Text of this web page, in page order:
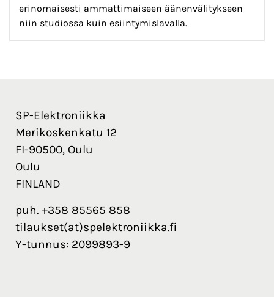
erinomaisesti ammattimaiseen äänenvälitykseen
niin studiossa kuin esiintymislavalla.
SP-Elektroniikka
Merikoskenkatu 12
FI-90500, Oulu
Oulu
FINLAND
puh. +358 85565 858
tilaukset(at)spelektroniikka.fi
Y-tunnus: 2099893-9